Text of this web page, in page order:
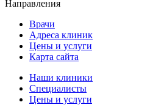
Направления
Врачи
Адреса клиник
Цены и услуги
Карта сайта
Наши клиники
Специалисты
Цены и услуги